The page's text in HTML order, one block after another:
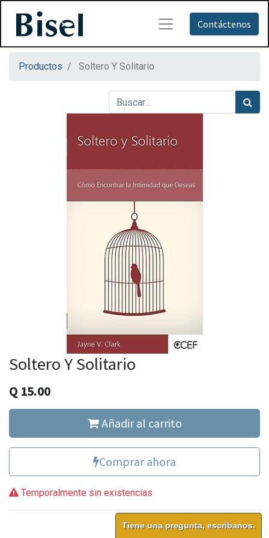
Contáctenos
Productos Soltero Y Solitario
Soltero Y Solitario
Q 15.00
Añadir al carrito
Comprar ahora
Temporalmente sin existencias
Tiene una pregunta, escríbanos.